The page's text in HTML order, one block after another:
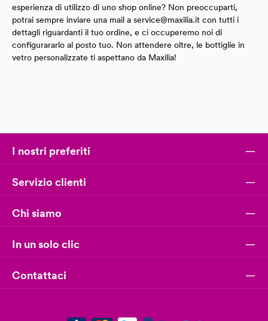
esperienza di utilizzo di uno shop online? Non preoccuparti,
potrai sempre inviare una mail a service@maxilia.it con tutti i
dettagli riguardanti il tuo ordine, e ci occuperemo noi di
configurararlo al posto tuo. Non attendere oltre, le bottiglie in
vetro personalizzate ti aspettano da Maxilia!
I nostri preferiti
Servizio clienti
Chi siamo
In un solo clic
Contattaci